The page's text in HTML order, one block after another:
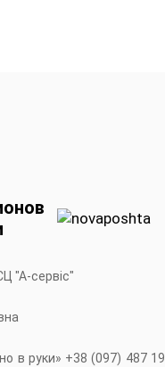
"А-сервiс"
в руки» +38 (097) 487 19